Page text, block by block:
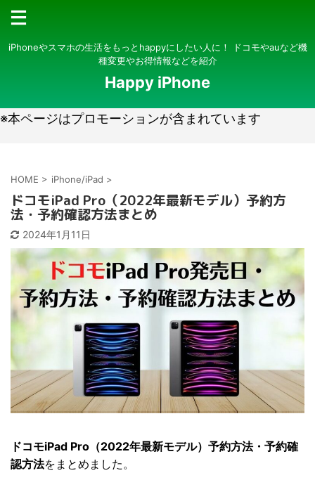
iPhoneやスマホの生活をもっとhappyにしたい人に！ ドコモやauなど機
種変更やお得情報などを紹介
Happy iPhone
※本ページはプロモーションが含まれています
HOME > iPhone/iPad >
ドコモiPad Pro（2022年最新モデル）予約方
法・予約確認方法まとめ
2024年1月11日
ドコモiPad Pro（2022年最新モデル）予約方法・予約確
認方法をまとめました。